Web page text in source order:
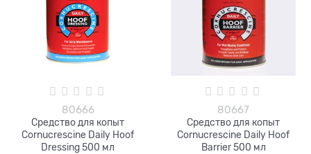
80666
Средство для копыт
Cornucrescine Daily Hoof
Dressing 500 мл
80667
Средство для копыт
Cornucrescine Daily Hoof
Barrier 500 мл